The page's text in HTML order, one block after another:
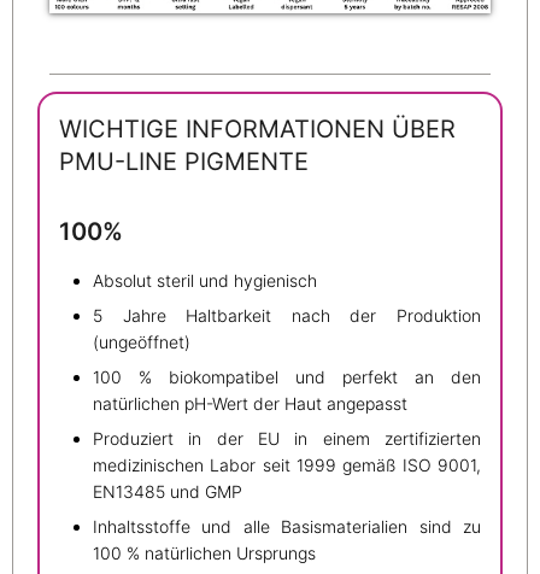
WICHTIGE INFORMATIONEN ÜBER
PMU-LINE PIGMENTE
100%
Absolut steril und hygienisch
5 Jahre Haltbarkeit nach der Produktion
(ungeöffnet)
100 % biokompatibel und perfekt an den
natürlichen pH-Wert der Haut angepasst
Produziert in der EU in einem zertifizierten
medizinischen Labor seit 1999 gemäß ISO 9001,
EN13485 und GMP
Inhaltsstoffe und alle Basismaterialien sind zu
100 % natürlichen Ursprungs